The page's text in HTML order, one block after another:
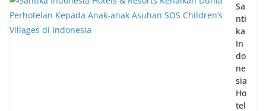
Sa
nti
ka
In
do
ne
sia
Ho
tel